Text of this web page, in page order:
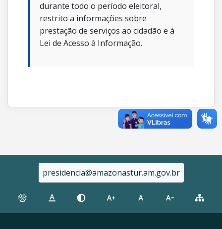
durante todo o período eleitoral,
restrito a informações sobre
prestação de serviços ao cidadão e à
Lei de Acesso à Informação.
presidencia@amazonastur.am.gov.br